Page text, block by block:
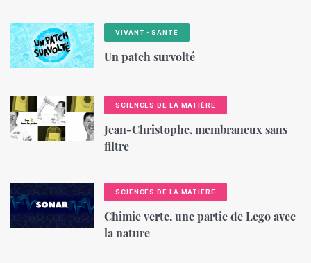
VIVANT・SANTÉ
Un patch survolté
SCIENCES DE LA MATIÈRE
Jean-Christophe, membraneux sans
filtre
SCIENCES DE LA MATIÈRE
Chimie verte, une partie de Lego avec
la nature